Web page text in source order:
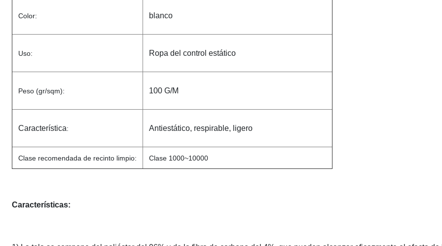
Color: blanco
Uso: Ropa del control estático
Peso (gr/sqm): 100 G/M
Característica: Antiestático, respirable, ligero
Clase recomendada de recinto limpio: Clase 1000~10000
Características: